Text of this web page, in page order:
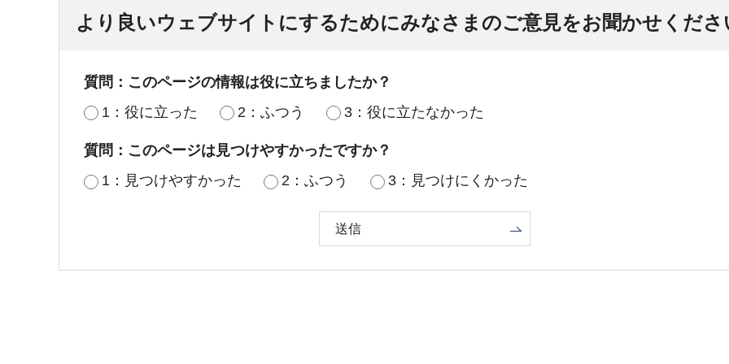
より良いウェブサイトにするためにみなさまのご意見をお聞かせくださ
質問：このページの情報は役に立ちましたか？
1：役に立った
2：ふつう 3：役に立たなかった
質問：このページは見つけやすかったですか？
1：見つけやすかった
2：ふつう 3：見つけにくかった